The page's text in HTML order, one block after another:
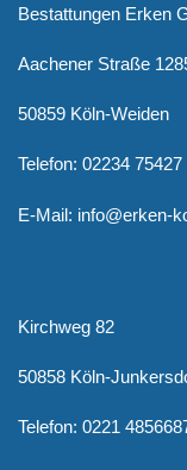
Bestattungen Erken
Aachener Straße
50859 Köln-Weiden
Telefon: 02234 75427
E-Mail: info@erken-
Kirchweg 82
50858 Köln-
Telefon: 0221